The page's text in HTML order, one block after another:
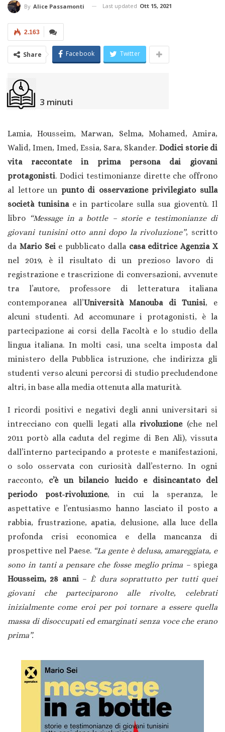
By Alice Passamonti Last updated Ott 15, 2021
2.163
Share Facebook Twitter
3 minuti
Lamia, Housseim, Marwan, Selma, Mohamed, Amira,
Walid, Imen, Imed, Essia, Sara, Skander. Dodici storie di
vita raccontate in prima persona dai giovani
protagonisti. Dodici testimonianze dirette che offrono
al lettore un punto di osservazione privilegiato sulla
società tunisina e in particolare sulla sua gioventù. Il
libro “Message in a bottle – storie e testimonianze di
giovani tunisini otto anni dopo la rivoluzione”, scritto
da Mario Seie pubblicato dalla casa editrice Agenzia X
nel 2019, è il risultato di un prezioso lavoro di
registrazione e trascrizione di conversazioni, avvenute
tra l’autore, professore di letteratura italiana
contemporanea all’Università Manouba di Tunisi, e
alcuni studenti. Ad accomunare i protagonisti, è la
partecipazione ai corsi della Facoltà e lo studio della
lingua italiana. In molti casi, una scelta imposta dal
ministero della Pubblica istruzione, che indirizza gli
studenti verso alcuni percorsi di studio precludendone
altri, in base alla media ottenuta alla maturità.
I ricordi positivi e negativi degli anni universitari si
intrecciano con quelli legati allarivoluzione(che nel
2011 portò alla caduta del regime di Ben Ali), vissuta
dall’interno partecipando a proteste e manifestazioni,
o solo osservata con curiosità dall’esterno. In ogni
racconto, c’è un bilancio lucido e disincantato del
periodo
post-rivoluzione, in cui la speranza, le
aspettative e l’entusiasmo hanno lasciato il posto a
rabbia, frustrazione, apatia, delusione, alla luce della
profonda crisi economica e della mancanza di
prospettive nel Paese. “La gente è delusa, amareggiata, e
sono in tanti a pensare che fosse meglio prima – spiega
Housseim, 28 anni– È dura soprattutto per tutti quei
giovani che parteciparono alle rivolte, celebrati
inizialmente come eroi per poi tornare a essere quella
massa di disoccupati ed emarginati senza voce che erano
prima”.